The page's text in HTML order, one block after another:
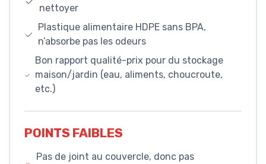
nettoyer
Plastique alimentaire HDPE sans BPA,
n’absorbe pas les odeurs
Bon rapport qualité-prix pour du stockage
maison/jardin (eau, aliments, choucroute,
etc.)
POINTS FAIBLES
Pas de joint au couvercle, donc pas